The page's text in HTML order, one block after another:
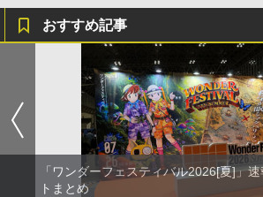
おすすめ記事
「ワンダーフェスティバル2026[夏]」
トまとめ